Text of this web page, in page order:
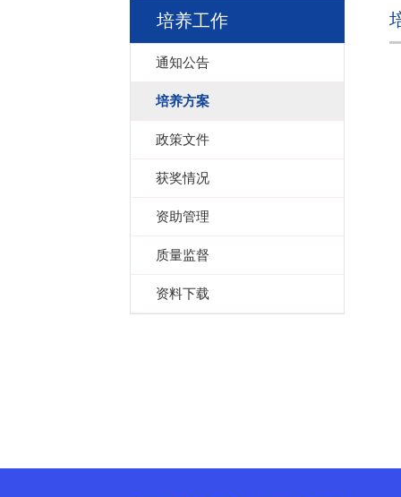
培养工作
通知公告
培养方案
政策文件
获奖情况
资助管理
质量监督
资料下载